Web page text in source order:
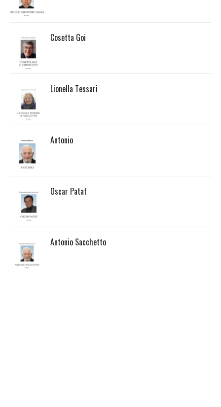
Cosetta Goi
Lionella Tessari
Antonio
Oscar Patat
Antonio Sacchetto